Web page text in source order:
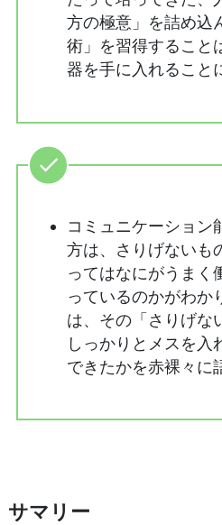
方の極意」を詰め込
術」を習得すること
器を手に入れること
コミュニケーション
方は、さりげないも
ってはなにがうまく
っているのかがわか
は、その「さりげな
しっかりとメスを入
できたかを赤裸々に
サマリー